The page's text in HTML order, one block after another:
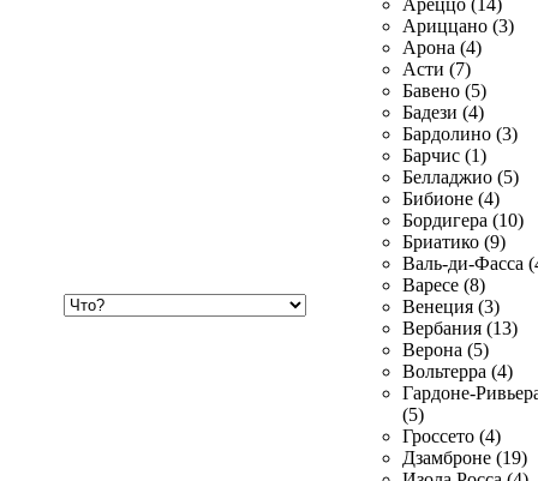
Ареццо (14)
Ариццано (3)
Арона (4)
Асти (7)
Бавено (5)
Бадези (4)
Бардолино (3)
Барчис (1)
Белладжио (5)
Бибионе (4)
Бордигера (10)
Бриатико (9)
Валь-ди-Фасса
Варесе (8)
Венеция (3)
Вербания (13)
Верона (5)
Вольтерра (4)
Гардоне-
(5)
Гроссето (4)
Дзамброне (19)